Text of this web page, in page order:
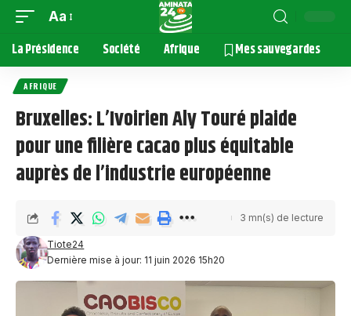
Aa
La Présidence Société Afrique Mes sauvegardes
AFRIQUE
Bruxelles: L’Ivoirien Aly Touré plaide
pour une filière cacao plus équitable
auprès de l’industrie européenne
Dernière mise à jour: 11 juin 2026 15h20
Tiote24
3 mn(s) de lecture